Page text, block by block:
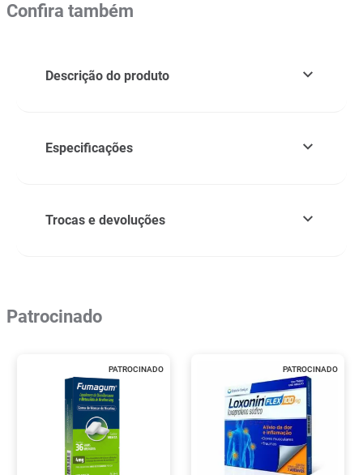
Confira também
Descrição do produto
Especificações
Trocas e devoluções
Patrocinado
PATROCINADO PATROCINADO